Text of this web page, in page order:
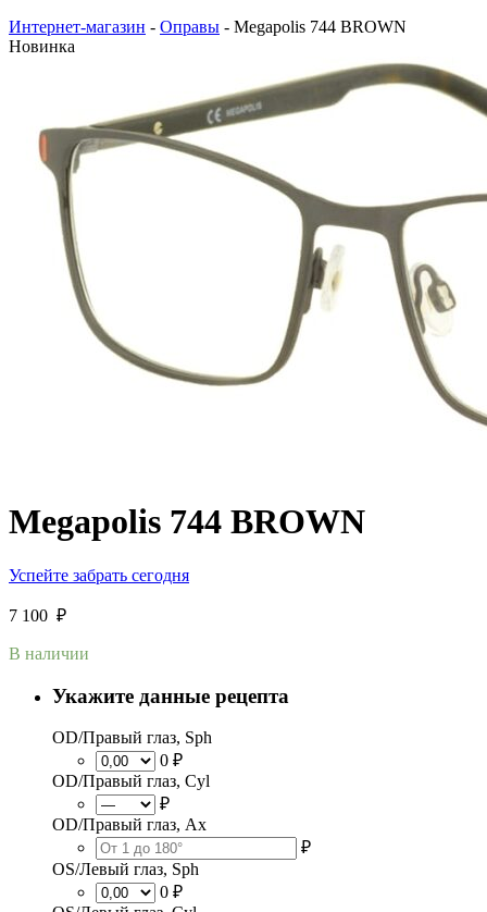
Интернет-магазин - Оправы - Megapolis 744 BROWN
Новинка
Megapolis 744 BROWN
Успейте забрать сегодня
7 100 ₽
В наличии
Укажите данные рецепта
OD/Правый глаз, Sph
0 ₽
OD/Правый глаз, Cyl
₽
OD/Правый глаз, Ax
₽
OS/Левый глаз, Sph
0 ₽